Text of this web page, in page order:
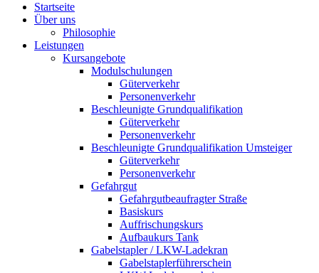
Startseite
Über uns
Philosophie
Leistungen
Kursangebote
Modulschulungen
Güterverkehr
Personenverkehr
Beschleunigte Grundqualifikation
Güterverkehr
Personenverkehr
Beschleunigte Grundqualifikation Umsteiger
Güterverkehr
Personenverkehr
Gefahrgut
Gefahrgutbeaufragter Straße
Basiskurs
Auffrischungskurs
Aufbaukurs Tank
Gabelstapler / LKW-Ladekran
Gabelstaplerführerschein